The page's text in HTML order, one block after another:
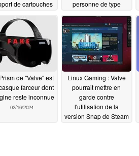
de cartouches
06/04/2024
personne de type
05/20/2024
de "Valve" est
farceur dont
reste inconnue
02/16/2024
Linux Gaming : Valve
pourrait mettre en
garde contre
l'utilisation de la
version Snap de Steam